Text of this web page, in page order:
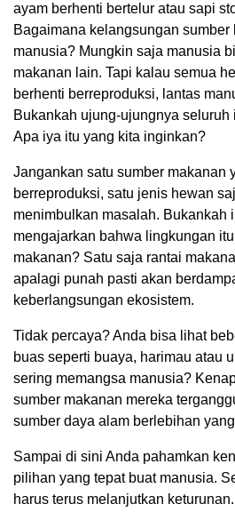
ayam berhenti bertelur atau sapi
Bagaimana kelangsungan
manusia? Mungkin saja manusia
makanan lain. Tapi kalau semua
berhenti berreproduksi, lantas
Bukankah ujung-ujungnya
Apa iya itu yang kita inginkan?
Jangankan satu sumber makanan
berreproduksi, satu jenis hewan
menimbulkan masalah. Bukankah
mengajarkan bahwa lingkungan
makanan? Satu saja rantai
apalagi punah pasti akan
keberlangsungan ekosistem.
Tidak percaya? Anda bisa lihat
buas seperti buaya, harimau atau
sering memangsa manusia?
sumber makanan mereka
sumber daya alam berlebihan
Sampai di sini Anda pahamkan
pilihan yang tepat buat manusia.
harus terus melanjutkan